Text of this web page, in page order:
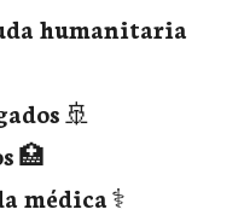
humanitaria
🚢
🏥
médica⚕️